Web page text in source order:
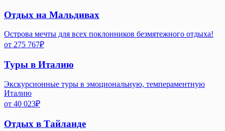
Отдых на Мальдивах
Острова мечты для всех поклонников безмятежного отдыха!
от 275 767₽
Туры в Италию
Экскурсионные туры в эмоциональную, темпераментную
Италию
от 40 023₽
Отдых в Тайланде